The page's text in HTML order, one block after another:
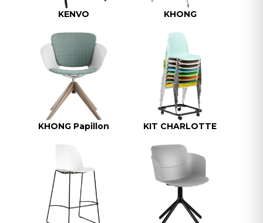
KENVO KHONG
KHONG Papillon KIT CHARLOTTE